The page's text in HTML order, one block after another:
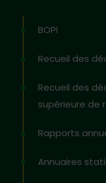
BOPI
Recueil des
Recueil des
supérieure de
Rapports
Annuaires